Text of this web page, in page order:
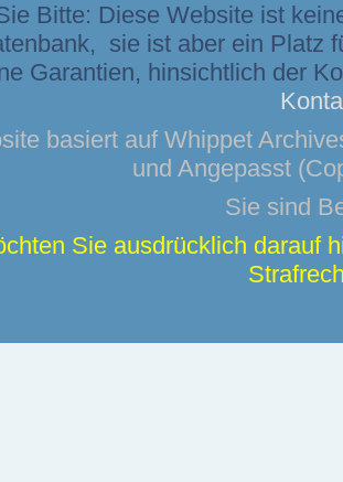
Bitte: Diese Website ist
sie ist aber ein Platz
Garantien, hinsichtlich der
basiert auf Whippet
und Angepasst
Sie sind
Sie ausdrücklich darauf